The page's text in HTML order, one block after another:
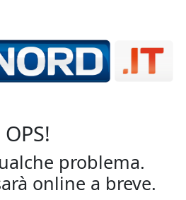
OPS!
problema.
online a breve.